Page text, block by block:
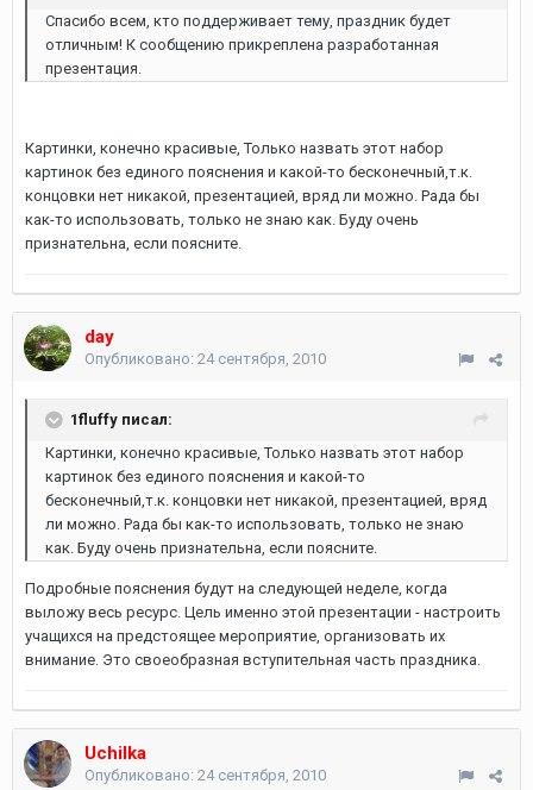
Спасибо всем, кто поддерживает тему, праздник будет
отличным! К сообщению прикреплена разработанная
презентация.
Картинки, конечно красивые, Только назвать этот набор
картинок без единого пояснения и какой-то бесконечный,т.к.
концовки нет никакой, презентацией, вряд ли можно. Рада бы
как-то использовать, только не знаю как. Буду очень
признательна, если поясните.
day
Опубликовано: 24 сентября, 2010
1fluffy писал:
Картинки, конечно красивые, Только назвать этот набор
картинок без единого пояснения и какой-то
бесконечный,т.к. концовки нет никакой, презентацией, вряд
ли можно. Рада бы как-то использовать, только не знаю
как. Буду очень признательна, если поясните.
Подробные пояснения будут на следующей неделе, когда
выложу весь ресурс. Цель именно этой презентации - настроить
учащихся на предстоящее мероприятие, организовать их
внимание. Это своеобразная вступительная часть праздника.
Uchilka
Опубликовано: 24 сентября, 2010